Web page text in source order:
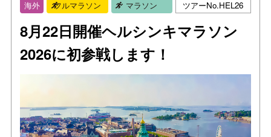
海外 フルマラソン マラソン ツアーNo.HEL26
8月22日開催ヘルシンキマラソン
2026に初参戦します！